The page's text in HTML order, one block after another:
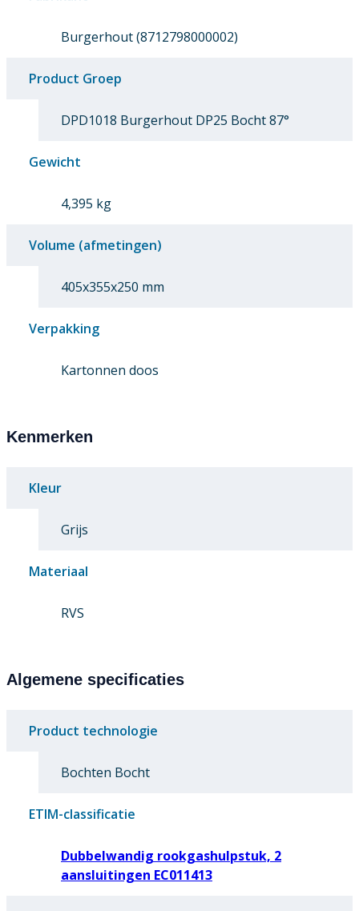
Burgerhout (8712798000002)
Product Groep
DPD1018 Burgerhout DP25 Bocht 87°
Gewicht
4,395 kg
Volume (afmetingen)
405x355x250 mm
Verpakking
Kartonnen doos
Kenmerken
Kleur
Grijs
Materiaal
RVS
Algemene specificaties
Product technologie
Bochten Bocht
ETIM-classificatie
Dubbelwandig rookgashulpstuk, 2
aansluitingen EC011413